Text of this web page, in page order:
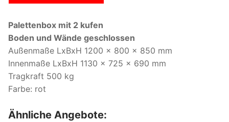
Palettenbox mit 2 kufen
Boden und Wände geschlossen
Außenmaße LxBxH 1200 x 800 x 850 mm
Innenmaße LxBxH 1130 x 725 x 690 mm
Tragkraft 500 kg
Farbe: rot
Ähnliche Angebote: